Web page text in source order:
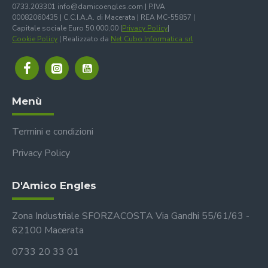
0733.203301 info@damicoengles.com | P.IVA
00082060435 | C.C.I.A.A. di Macerata | REA MC-55857 |
Capitale sociale Euro 50.000,00 |Privacy Policy|
Cookie Policy | Realizzato da Net Cubo Informatica srl
Menù
Termini e condizioni
Privacy Policy
D'Amico Engles
Zona Industriale SFORZACOSTA Via Gandhi 55/61/63 -
62100 Macerata
0733 20 33 01